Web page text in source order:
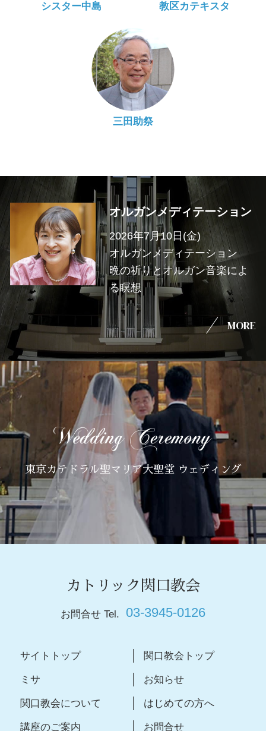
シスター中島 教区カテキスタ
三田助祭
オルガンメディテーション
2026年7月10日(金)
オルガンメディテーション
晩の祈りとオルガン音楽によ
る瞑想
MORE
東京カテドラル聖マリア大聖堂 ウェディング
カトリック関口教会
お問合せ Tel. 03-3945-0126
サイトトップ 関口教会トップ
ミサ お知らせ
関口教会について はじめての方へ
講座のご案内 お問合せ